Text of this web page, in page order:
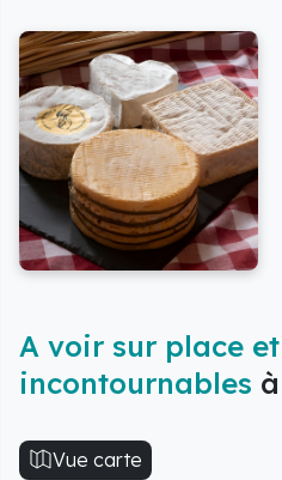
et de savourer des produits
Profitez d'une immersion
échange enrichissant avec
fromagerie.
Les visites sont organisées
compréhension approfondie
fabrication et des saveurs
A voir sur place et
incontournables
Vue carte